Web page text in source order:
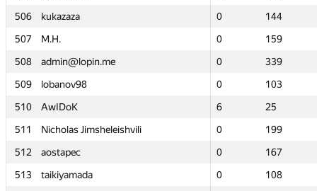
506
kukazaza 0
144
507
M.H. 0
159
508
admin@lopin.me 0
339
509
lobanov98 0
103
510
AwIDoK 6
25
511
Nicholas Jimsheleishvili 0
199
512
aostapec 0
167
513
taikiyamada 0
108
506
kukazaza 0
144
507
M.H. 0
159
508
admin@lopin.me 0
339
509
lobanov98 0
103
510
AwIDoK 6
25
511
Nicholas Jimsheleishvili 0
199
512
aostapec 0
167
513
taikiyamada 0
108